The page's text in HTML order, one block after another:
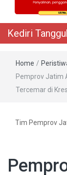
Kediri
Home /
Pemprov Jatim
Tercemar di
Tim Pemprov